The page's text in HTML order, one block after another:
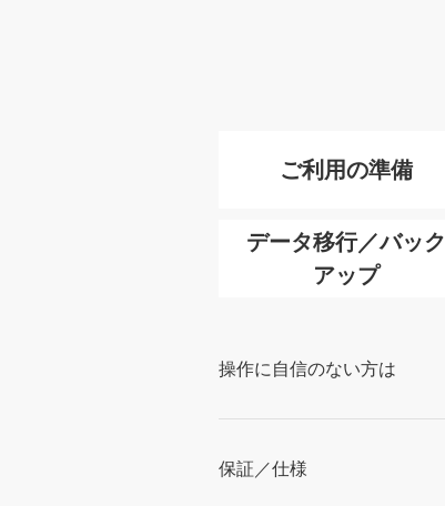
ご利用の準備
データ移行／バック
アップ
操作に自信のない方は
保証／仕様